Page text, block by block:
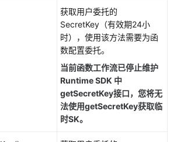
获取用户委托的
SecretKey（有效期24小
时），使用该方法需要为函
数配置委托。
当前函数工作流已停止维护
Runtime SDK 中
getSecretKey接口，您将无
法使用getSecretKey获取临
时SK。